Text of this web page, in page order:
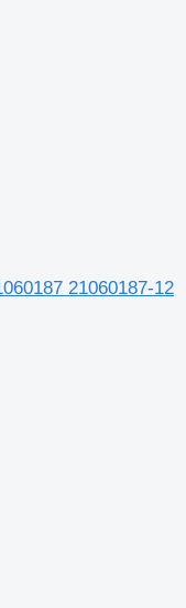
21060187-12